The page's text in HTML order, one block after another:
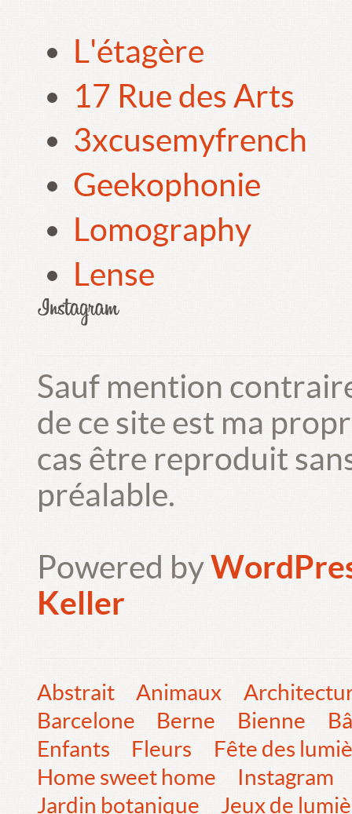
L'étagère
17 Rue des Arts
3xcusemyfrench
Geekophonie
Lomography
Lense
Sauf mention
de ce site est ma
cas être reproduit
préalable.
Powered by
Keller
Abstrait Animaux
Barcelone
Berne Bienne
Enfants
Fleurs
Fête des
Home sweet home
Instagram
Jardin botanique
Jeux de